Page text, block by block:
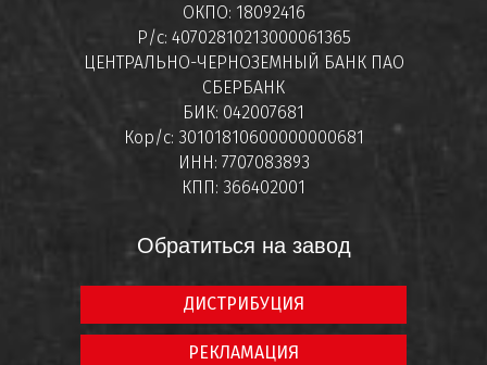
ОКПО: 18092416
Р/с: 40702810213000061365
ЦЕНТРАЛЬНО-ЧЕРНОЗЕМНЫЙ БАНК ПАО
СБЕРБАНК
БИК: 042007681
Кор/с: 30101810600000000681
ИНН: 7707083893
КПП: 366402001
Обратиться на завод
ДИСТРИБУЦИЯ
РЕКЛАМАЦИЯ